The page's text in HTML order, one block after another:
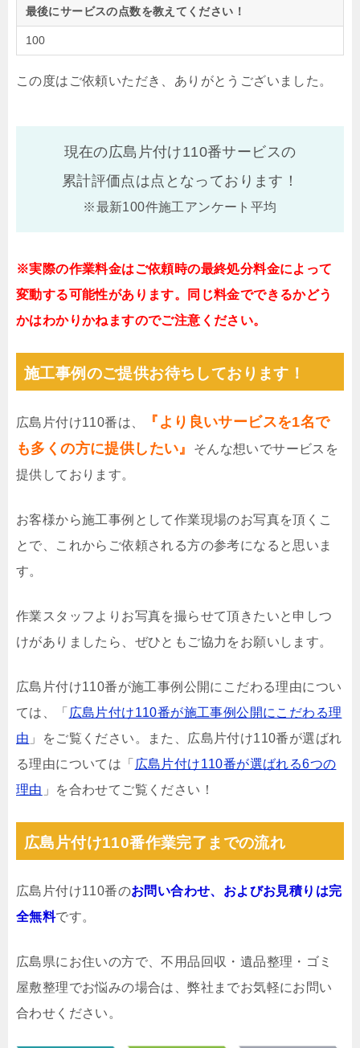
最後にサービスの点数を教えてください！
100
この度はご依頼いただき、ありがとうございました。
現在の広島片付け110番サービスの
累計評価点は点となっております！
※最新100件施工アンケート平均
※実際の作業料金はご依頼時の最終処分料金によって
変動する可能性があります。同じ料金でできるかどう
かはわかりかねますのでご注意ください。
施工事例のご提供お待ちしております！
広島片付け110番は、
『より良いサービスを1名で
も多くの方に提供したい』
そんな想いでサービスを
提供しております。
お客様から施工事例として作業現場のお写真を頂くこ
とで、これからご依頼される方の参考になると思いま
す。
作業スタッフよりお写真を撮らせて頂きたいと申しつ
けがありましたら、ぜひともご協力をお願いします。
広島片付け110番が施工事例公開にこだわる理由につい
ては、「 広島片付け110番が施工事例公開にこだわる理
由 」をご覧ください。また、広島片付け110番が選ばれ
る理由については「 広島片付け110番が選ばれる6つの
理由 」を合わせてご覧ください！
広島片付け110番作業完了までの流れ
広島片付け110番のお問い合わせ、およびお見積りは完
全無料です。
広島県にお住いの方で、不用品回収・遺品整理・ゴミ
屋敷整理でお悩みの場合は、弊社までお気軽にお問い
合わせください。